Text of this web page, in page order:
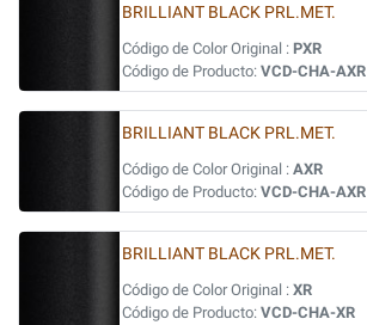
BRILLIANT BLACK PRL.MET.
Código de Color Original : PXR
Código de Producto: VCD-CHA-AXR
BRILLIANT BLACK PRL.MET.
Código de Color Original : AXR
Código de Producto: VCD-CHA-AXR
BRILLIANT BLACK PRL.MET.
Código de Color Original : XR
Código de Producto: VCD-CHA-XR